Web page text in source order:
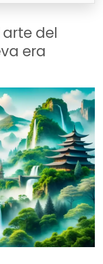
del
era